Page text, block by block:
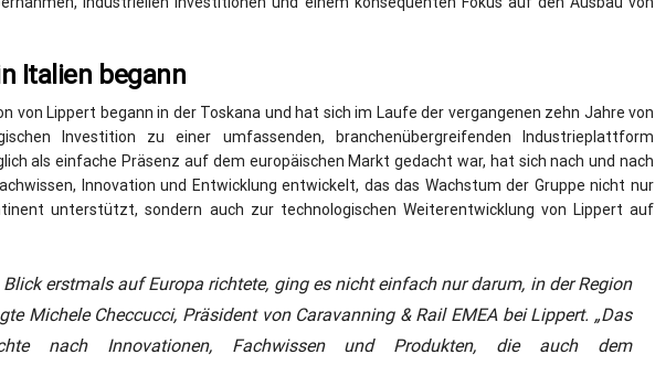
Italien begann
von Lippert begann in der Toskana und hat sich im Laufe der vergangenen zehn Jahre von
Investition zu einer umfassenden, branchenübergreifenden Industrieplattform
als einfache Präsenz auf dem europäischen Markt gedacht war, hat sich nach und nach
Innovation und Entwicklung entwickelt, das das Wachstum der Gruppe nicht nur
unterstützt, sondern auch zur technologischen Weiterentwicklung von Lippert auf
Blick erstmals auf Europa richtete, ging es nicht einfach nur darum, in der Region
Michele Checcucci, Präsident von Caravanning & Rail EMEA bei Lippert. „Das
nach Innovationen, Fachwissen und Produkten, die auch dem